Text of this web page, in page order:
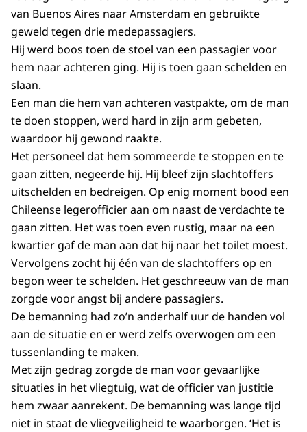
van Buenos Aires naar Amsterdam en gebruikte
geweld tegen drie medepassagiers.
Hij werd boos toen de stoel van een passagier voor
hem naar achteren ging. Hij is toen gaan schelden en
slaan.
Een man die hem van achteren vastpakte, om de man
te doen stoppen, werd hard in zijn arm gebeten,
waardoor hij gewond raakte.
Het personeel dat hem sommeerde te stoppen en te
gaan zitten, negeerde hij. Hij bleef zijn slachtoffers
uitschelden en bedreigen. Op enig moment bood een
Chileense legerofficier aan om naast de verdachte te
gaan zitten. Het was toen even rustig, maar na een
kwartier gaf de man aan dat hij naar het toilet moest.
Vervolgens zocht hij één van de slachtoffers op en
begon weer te schelden. Het geschreeuw van de man
zorgde voor angst bij andere passagiers.
De bemanning had zo’n anderhalf uur de handen vol
aan de situatie en er werd zelfs overwogen om een
tussenlanding te maken.
Met zijn gedrag zorgde de man voor gevaarlijke
situaties in het vliegtuig, wat de officier van justitie
hem zwaar aanrekent. De bemanning was lange tijd
niet in staat de vliegveiligheid te waarborgen. ‘Het is